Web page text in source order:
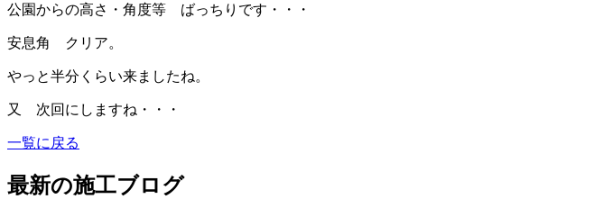
公園からの高さ・角度等 ばっちりです・・・
安息角 クリア。
やっと半分くらい来ましたね。
又 次回にしますね・・・
一覧に戻る
最新の施工ブログ